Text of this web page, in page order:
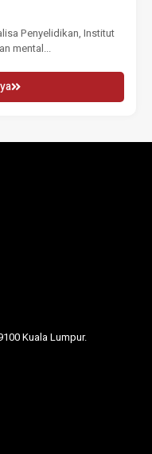
Penyelidikan, Institut
mental...
Kuala Lumpur.